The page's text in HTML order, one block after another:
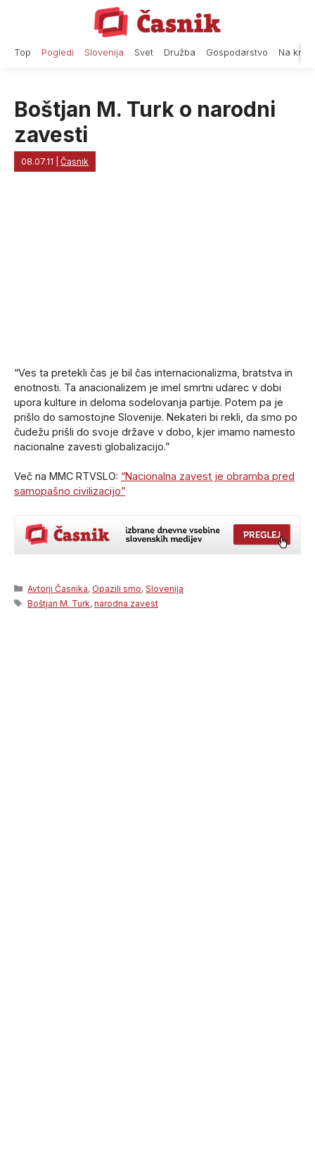
Top Pogledi Slovenija Svet Družba Gospodarstvo Na
Boštjan M. Turk o narodni
zavesti
08.07.11 Časnik
“Ves ta pretekli čas je bil čas internacionalizma, bratstva in
enotnosti. Ta anacionalizem je imel smrtni udarec v dobi
upora kulture in deloma sodelovanja partije. Potem pa je
prišlo do samostojne Slovenije. Nekateri bi rekli, da smo po
čudežu prišli do svoje države v dobo, kjer imamo namesto
nacionalne zavesti globalizacijo.”
Več na MMC RTVSLO: “Nacionalna zavest je obramba pred
samopašno civilizacijo”
Categories
Avtorji Časnika, Opazili smo,Slovenija
Tags
Boštjan M. Turk,narodna zavest